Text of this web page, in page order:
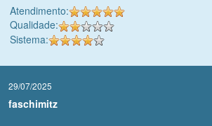
Atendimento:
Qualidade:
Sistema:
29/07/2025
faschimitz